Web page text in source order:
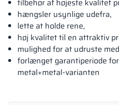
tilbehør af højeste kvalitet
hængsler usynlige udefra,
lette at holde rene,
høj kvalitet til en attraktiv
mulighed for at udruste
forlænget garantiperiode
metal+metal-varianten